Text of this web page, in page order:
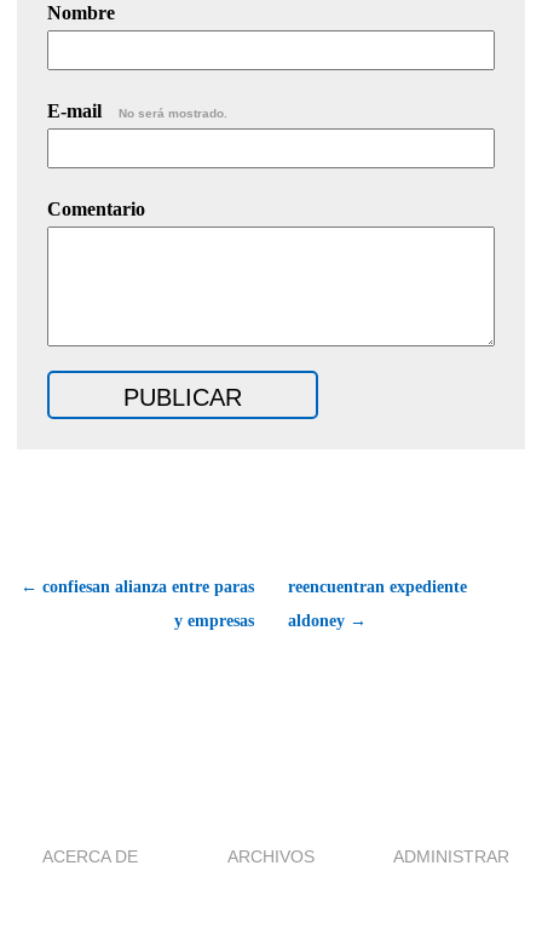
Nombre
E-mail No será mostrado.
Comentario
← confiesan alianza entre paras
y empresas
reencuentran expediente
aldoney →
ACERCA DE ARCHIVOS ADMINISTRAR